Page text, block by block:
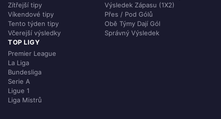
Zítřejší tipy
Víkendové tipy
Tento týden tipy
Včerejší výsledky
Výsledek Zápasu (1X2)
Přes / Pod Gólů
Obě Týmy Dají Gól
Správný Výsledek
TOP LIGY
Premier League
La Liga
Bundesliga
Serie A
Ligue 1
Liga Mistrů